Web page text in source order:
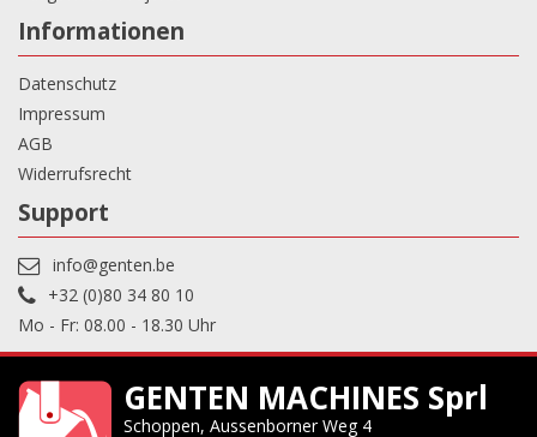
Informationen
Datenschutz
Impressum
AGB
Widerrufsrecht
Support
info@genten.be
+32 (0)80 34 80 10
Mo - Fr: 08.00 - 18.30 Uhr
GENTEN MACHINES Sprl
Schoppen, Aussenborner Weg 4